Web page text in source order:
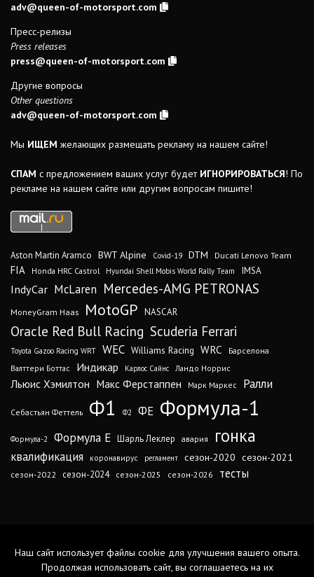
adv@queen-of-motorsport.com
Пресс-релизы
Press releases
press@queen-of-motorsport.com
Другие вопросы
Other questions
adv@queen-of-motorsport.com
Мы ИЩЕМ желающих размещать рекламу на нашем сайте!
СПАМ с предложением ваших услуг будет ИГНОРИРОВАТЬСЯ! По
рекламе на нашем сайте или другим вопросам пишите!
Aston Martin Aramco BWT Alpine Covid-19 DTM Ducati Lenovo Team
FIA Honda HRC Castrol Hyundai Shell Mobis World Rally Team IMSA
IndyCar McLaren Mercedes-AMG PETRONAS
MoneyGram Haas MotoGP NASCAR
Oracle Red Bull Racing Scuderia Ferrari
Toyota Gazoo Racing WRT WEC Williams Racing WRC
Барселона
Валттери Боттас
Индикар Карлос Сайнс Ландо Норрис
Льюис Хэмилтон Макс Ферстаппен Марк Маркес Ралли
Себастьян Феттель Ф1 Ф2 ФЕ Формула-1
Формула-2 Формула Е Шарль Леклер авария гонка
квалификация коронавирус регламент сезон-2020 сезон-2021
сезон-2022 сезон-2024 сезон-2025 сезон-2026 тесты
Наш сайт использует файлы cookie для улучшения вашего опыта.
Продолжая использовать сайт, вы соглашаетесь на их